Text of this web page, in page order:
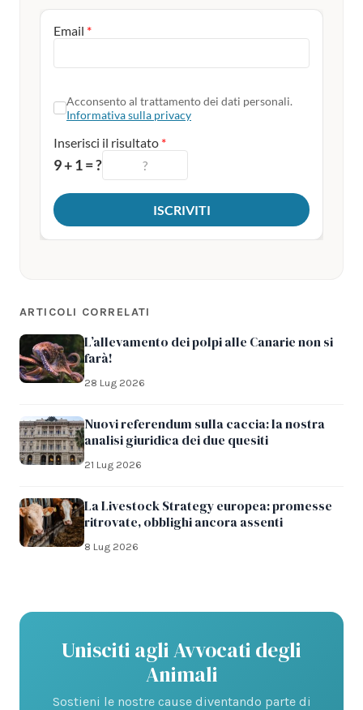
ARTICOLI CORRELATI
L’allevamento dei polpi alle Canarie non si
farà!
28 Lug 2026
Nuovi referendum sulla caccia: la nostra
analisi giuridica dei due quesiti
21 Lug 2026
La Livestock Strategy europea: promesse
ritrovate, obblighi ancora assenti
8 Lug 2026
Unisciti agli Avvocati degli
Animali
Sostieni le nostre cause diventando parte di